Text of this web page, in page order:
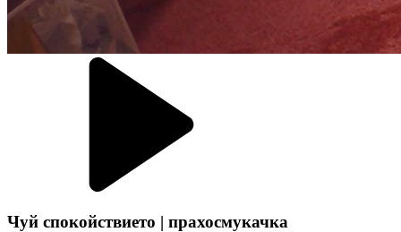
Чуй спокойствието | прахосмукачка